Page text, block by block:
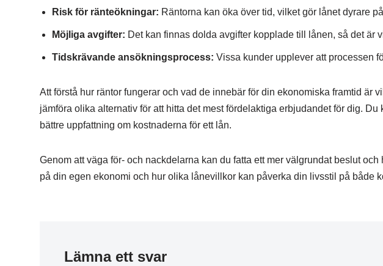
Risk för ränteökningar: Räntorna kan öka över tid, vilket gör lånet dyrare
Möjliga avgifter: Det kan finnas dolda avgifter kopplade till lånen, så det är
Tidskrävande ansökningsprocess: Vissa kunder upplever att processen
Att förstå hur räntor fungerar och vad de innebär för din ekonomiska framtid är
jämföra olika alternativ för att hitta det mest fördelaktiga erbjudandet för dig.
bättre uppfattning om kostnaderna för ett lån.
Genom att väga för- och nackdelarna kan du fatta ett mer välgrundat beslut
på din egen ekonomi och hur olika lånevillkor kan påverka din livsstil på både
Lämna ett svar